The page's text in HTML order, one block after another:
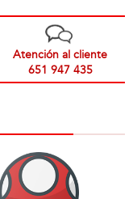
Atención al cliente
651 947 435